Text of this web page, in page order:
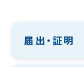
届出・証明